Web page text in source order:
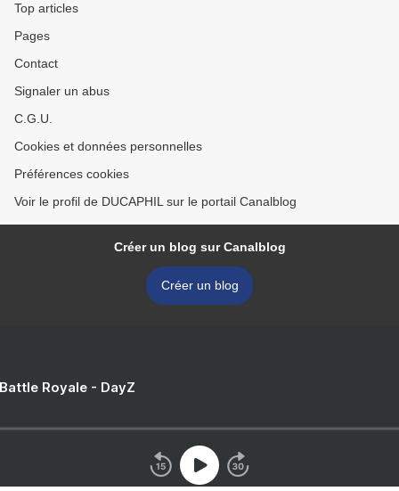
Top articles
Pages
Contact
Signaler un abus
C.G.U.
Cookies et données personnelles
Préférences cookies
Voir le profil de DUCAPHIL sur le portail Canalblog
Créer un blog sur Canalblog
Créer un blog
Royale - DayZ